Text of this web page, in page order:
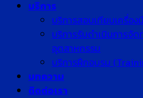
บริการ
บริการสอบเทียบเครื่อ
บริการรับดำเนินการจั
อุตสาหกรรม
บริการฝึกอบรม
บทความ
ติดต่อเรา